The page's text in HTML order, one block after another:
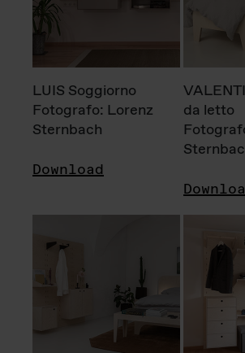
LUIS Soggiorno
Fotografo: Lorenz
Sternbach
Download
da letto